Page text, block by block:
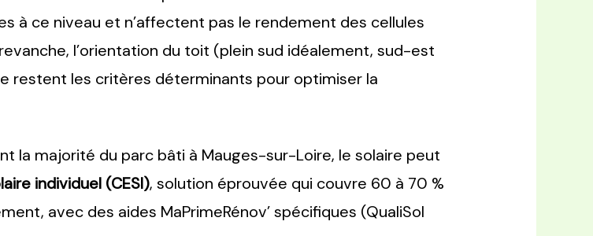
à ce niveau et n’affectent pas le rendement des cellules
l’orientation du toit (plein sud idéalement, sud-est
restent les critères déterminants pour optimiser la
la majorité du parc bâti à Mauges-sur-Loire, le solaire peut
individuel (CESI), solution éprouvée qui couvre 60 à 70 %
avec des aides MaPrimeRénov’ spécifiques (QualiSol